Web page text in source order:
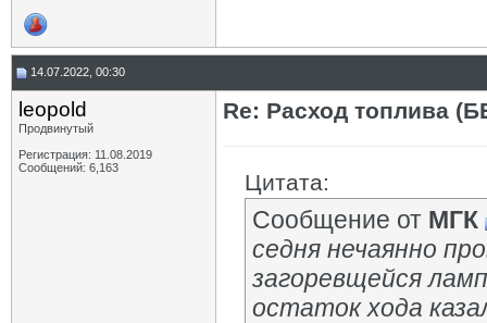
14.07.2022, 00:30
leopold
Продвинутый
Регистрация: 11.08.2019
Сообщений: 6,163
Re: Расход топлива
Цитата:
Сообщение от МГК
седня нечаянно
загоревщейся
остаток хода